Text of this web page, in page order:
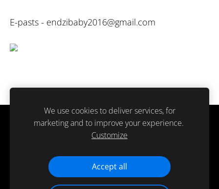
E-pasts - endzibaby2016@gmail.com
Sīkdatnes
Paldies ka atbalsti ražots Latvijā.
We use cookies to deliver services, for
marketing and to improve your experience.
Customize
Accept all